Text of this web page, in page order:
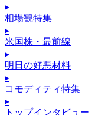
▸
相場観特集
▸
米国株・最前線
▸
明日の好悪材料
▸
コモディティ特集
▸
トップインタビュー